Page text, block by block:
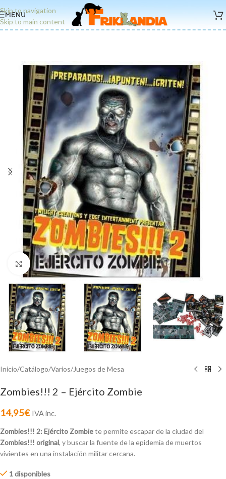
Skip to navigation
Skip to main content
MENU
Click to enlarge
Inicio/Catálogo/Varios/Juegos de Mesa
Zombies!!! 2 – Ejército Zombie
14,95€ IVA inc.
Zombies!!! 2: Ejército Zombiete permite escapar de la ciudad del
Zombies!!! original, y buscar la fuente de la epidemia de muertos
vivientes en una instalación militar cercana.
1 disponibles